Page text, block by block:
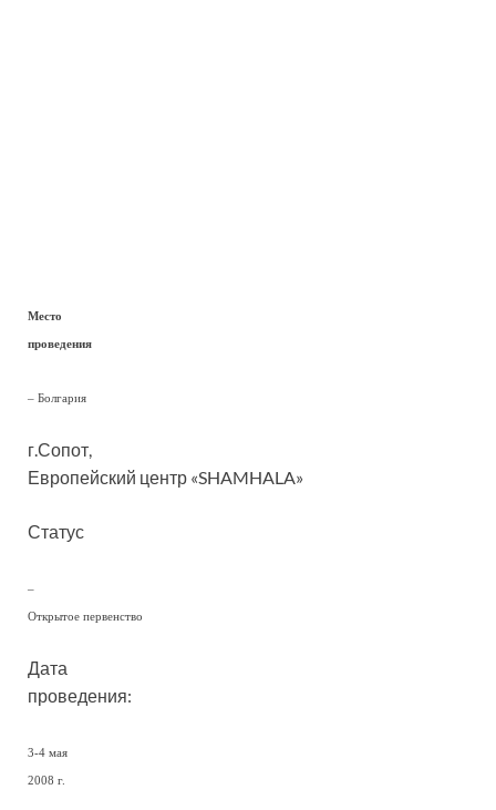
Место
проведения
– Болгария
г.Сопот,
Европейский центр «SHAMHALA»
Статус
–
Открытое первенство
Дата
проведения:
3-4 мая
2008 г.